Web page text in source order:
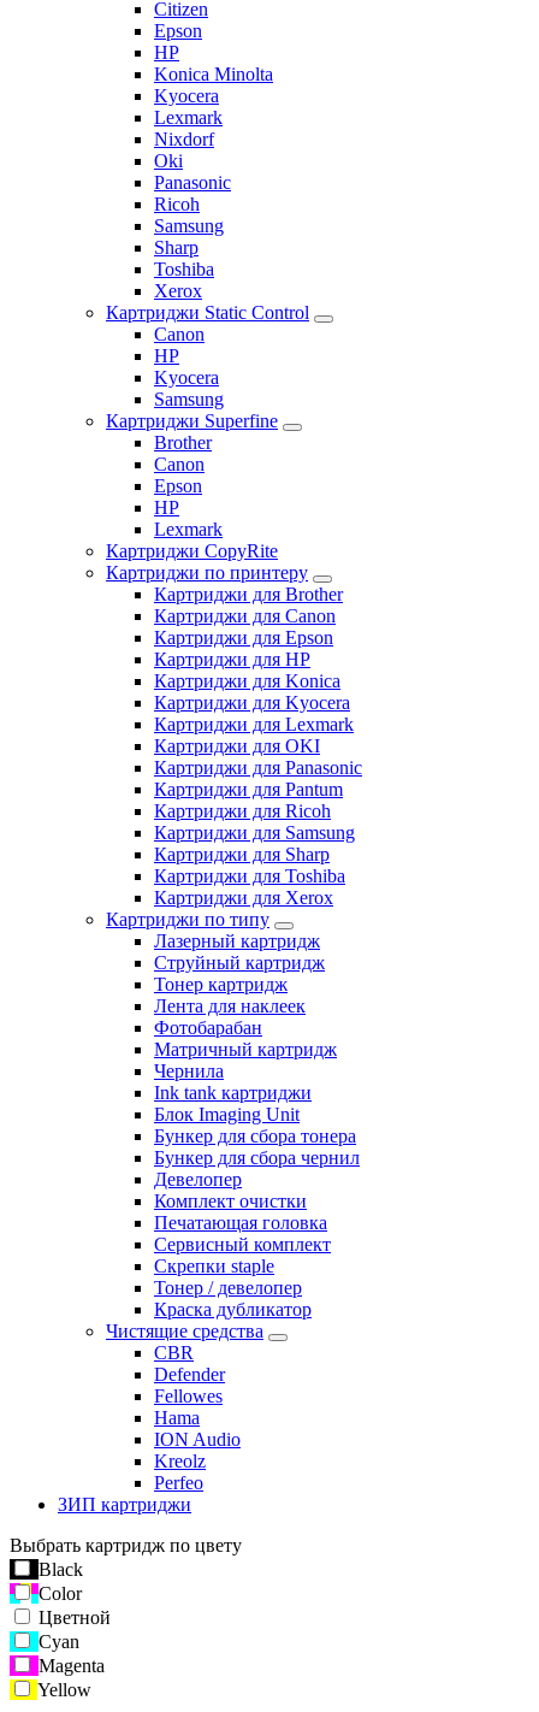
Citizen
Epson
HP
Konica Minolta
Kyocera
Lexmark
Nixdorf
Oki
Panasonic
Ricoh
Samsung
Sharp
Toshiba
Xerox
Картриджи Static Control
Canon
HP
Kyocera
Samsung
Картриджи Superfine
Brother
Canon
Epson
HP
Lexmark
Картриджи CopyRite
Картриджи по принтеру
Картриджи для Brother
Картриджи для Canon
Картриджи для Epson
Картриджи для HP
Картриджи для Konica
Картриджи для Kyocera
Картриджи для Lexmark
Картриджи для OKI
Картриджи для Panasonic
Картриджи для Pantum
Картриджи для Ricoh
Картриджи для Samsung
Картриджи для Sharp
Картриджи для Toshiba
Картриджи для Xerox
Картриджи по типу
Лазерный картридж
Струйный картридж
Тонер картридж
Лента для наклеек
Фотобарабан
Матричный картридж
Чернила
Ink tank картриджи
Блок Imaging Unit
Бункер для сбора тонера
Бункер для сбора чернил
Девелопер
Комплект очистки
Печатающая головка
Сервисный комплект
Скрепки staple
Тонер / девелопер
Краска дубликатор
Чистящие средства
CBR
Defender
Fellowes
Hama
ION Audio
Kreolz
Perfeo
ЗИП картриджи
Выбрать картридж по цвету
Black
Color
Цветной
Cyan
Magenta
Yellow